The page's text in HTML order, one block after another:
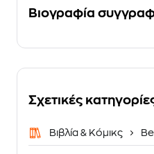
Βιογραφία
Σχετικές
Βιβλία & Κόμικς